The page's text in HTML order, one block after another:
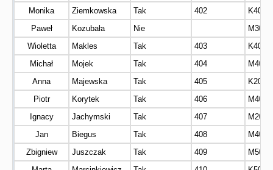
Monika
Ziemkowska Tak 402
K40
Paweł
Kozubała Nie
M30
Wioletta
Makles Tak 403
K40
Michał
Mojek Tak 404
M40
Anna
Majewska Tak 405
K20
Piotr
Korytek Tak 406
M40
Ignacy
Jachymski Tak 407
M20
Jan
Biegus Tak 408
M40
Zbigniew
Juszczak Tak 409
M50